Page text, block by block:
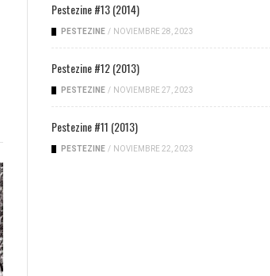
Pestezine #13 (2014)
PESTEZINE / NOVIEMBRE 28, 2023
Pestezine #12 (2013)
PESTEZINE / NOVIEMBRE 27, 2023
Pestezine #11 (2013)
PESTEZINE / NOVIEMBRE 22, 2023